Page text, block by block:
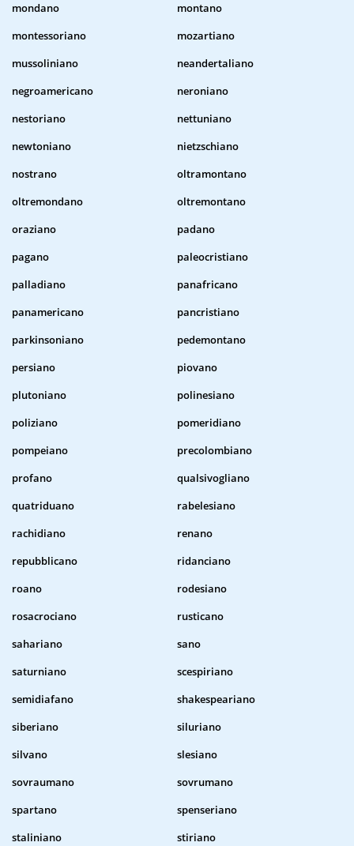
mondano
montano
montessoriano
mozartiano
mussoliniano
neandertaliano
negroamericano
neroniano
nestoriano
nettuniano
newtoniano
nietzschiano
nostrano
oltramontano
oltremondano
oltremontano
oraziano
padano
pagano
paleocristiano
palladiano
panafricano
panamericano
pancristiano
parkinsoniano
pedemontano
persiano
piovano
plutoniano
polinesiano
poliziano
pomeridiano
pompeiano
precolombiano
profano
qualsivogliano
quatriduano
rabelesiano
rachidiano
renano
repubblicano
ridanciano
roano
rodesiano
rosacrociano
rusticano
sahariano
sano
saturniano
scespiriano
semidiafano
shakespeariano
siberiano
siluriano
silvano
slesiano
sovraumano
sovrumano
spartano
spenseriano
staliniano
stiriano